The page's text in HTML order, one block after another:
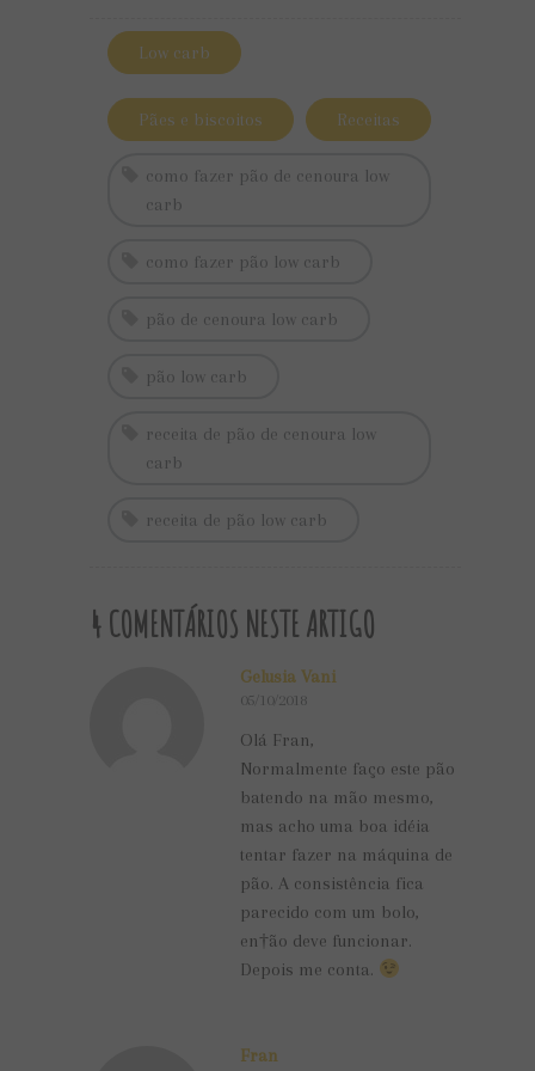
Low carb
Pães e biscoitos Receitas
como fazer pão de cenoura low
carb
como fazer pão low carb
pão de cenoura low carb
pão low carb
receita de pão de cenoura low
carb
receita de pão low carb
4 COMENTÁRIOS NESTE ARTIGO
Gelusia Vani
05/10/2018
Olá Fran,
Normalmente faço este pão
batendo na mão mesmo,
mas acho uma boa idéia
tentar fazer na máquina de
pão. A consistência fica
parecido com um bolo,
en†ão deve funcionar.
Depois me conta.
Fran